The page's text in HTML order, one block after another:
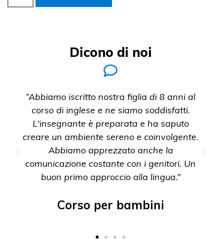
Dicono di noi
“Abbiamo iscritto nostra figlia di 8 anni al
corso di inglese e ne siamo soddisfatti.
L'insegnante è preparata e ha saputo
creare un ambiente sereno e coinvolgente.
Abbiamo apprezzato anche la
comunicazione costante con i genitori. Un
buon primo approccio alla lingua.”
Corso per bambini